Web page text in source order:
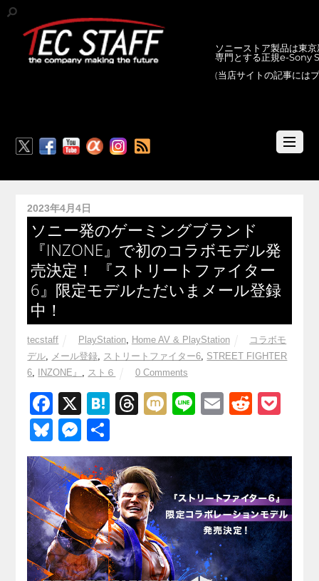
ソニーストア製品は東
専門とする正規e-Sony
(当店サイトの記事には
2023年4月4日
ソニー発のゲーミングブランド
『INZONE』で初のコラボモデル発
売決定！ 『ストリートファイター
6』限定モデルただいまメール登録
中！
tecstaff PlayStation, Home AV & PlayStation
コラボモ
デル, メール登録, ストリートファイター6, STREET FIGHTER
6, INZONE』 , スト６ 0 Comments
F
a
c
e
b
o
o
k
X
H
e
n
a
T
e
a
d
s
M
Li
e
E
ail
R
d
di
t
ck
et
Bl
u
e
sk
y
M
e
ss
e
n
g
er
有